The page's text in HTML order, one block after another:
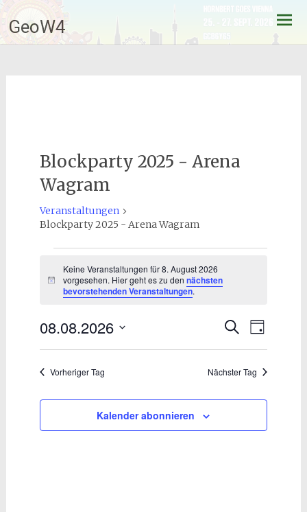
Inhalt
springen
GeoW4
Blockparty 2025 - Arena
Wagram
Veranstaltungen
Blockparty 2025 - Arena Wagram
für
August
2026
Hinweis
Keine Veranstaltungen für 8. August 2026
vorgesehen. Hier geht es zu dennächsten
bevorstehenden Veranstaltungen.
Suche
und
SucheTag
08.08.2026
Datum
Vorheriger Tag Nächster Tag
Kalender abonnieren